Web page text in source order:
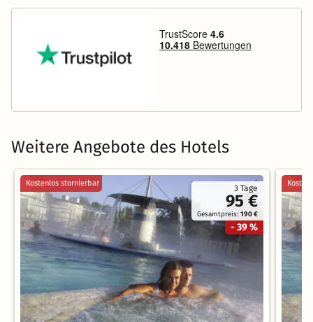
Weitere Angebote des Hotels
3 Tage
95 €
Gesamtpreis:190 €
- 39 %
Kostenlos stornierbar